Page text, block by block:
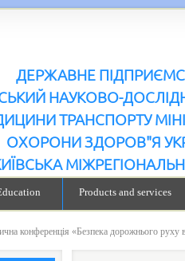
ДЕРЖАВНЕ
НАУКОВО-
ТРАНСПОРТУ
ОХОРОНИ ЗДОРОВ"Я
Products and services
конференція «Безпека дорожнього руху